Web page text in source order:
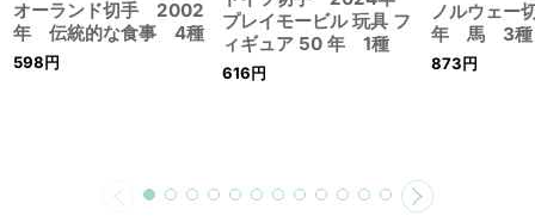
オーランド切手 2002
年 伝統的な食事 4種
598円
プレイモービル 玩具 フ
ィギュア 50 年 1種
616円
ノルウェ
年 馬 3種
873円